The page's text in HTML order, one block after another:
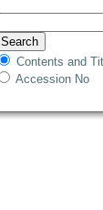
Contents and
Accession No